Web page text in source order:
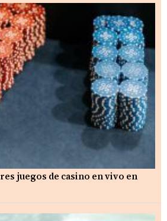
juegos de casino en vivo en